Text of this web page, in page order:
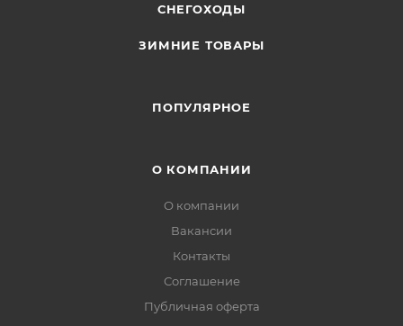
СНЕГОХОДЫ
ЗИМНИЕ ТОВАРЫ
ПОПУЛЯРНОЕ
О КОМПАНИИ
О компании
Вакансии
Контакты
Соглашение
Публичная оферта